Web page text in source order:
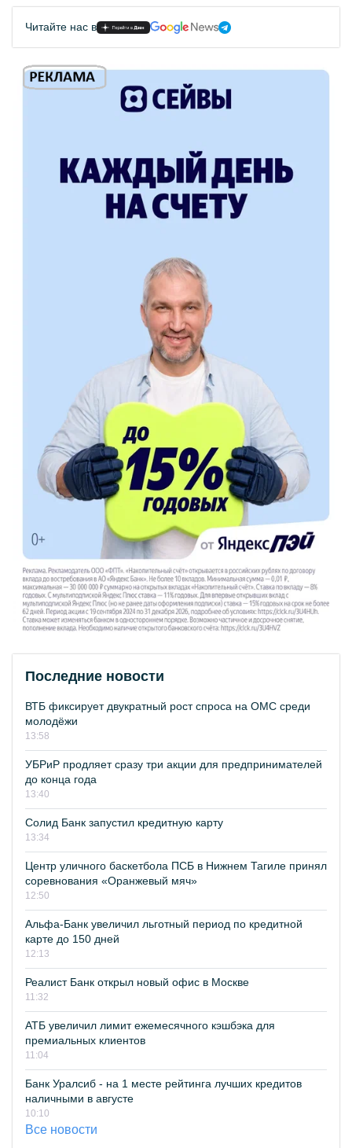
Читайте нас в
Последние новости
ВТБ фиксирует двукратный рост спроса на ОМС среди
молодёжи
13:58
УБРиР продляет сразу три акции для предпринимателей
до конца года
13:40
Солид Банк запустил кредитную карту
13:34
Центр уличного баскетбола ПСБ в Нижнем Тагиле принял
соревнования «Оранжевый мяч»
12:50
Альфа-Банк увеличил льготный период по кредитной
карте до 150 дней
12:13
Реалист Банк открыл новый офис в Москве
11:32
АТБ увеличил лимит ежемесячного кэшбэка для
премиальных клиентов
11:04
Банк Уралсиб - на 1 месте рейтинга лучших кредитов
наличными в августе
10:10
Все новости